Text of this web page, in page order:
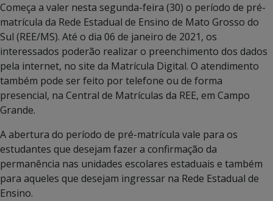
Começa a valer nesta segunda-feira (30) o período de pré-
matrícula da Rede Estadual de Ensino de Mato Grosso do
Sul (REE/MS). Até o dia 06 de janeiro de 2021, os
interessados poderão realizar o preenchimento dos dados
pela internet, no site da Matrícula Digital. O atendimento
também pode ser feito por telefone ou de forma
presencial, na Central de Matrículas da REE, em Campo
Grande.
A abertura do período de pré-matrícula vale para os
estudantes que desejam fazer a confirmação da
permanência nas unidades escolares estaduais e também
para aqueles que desejam ingressar na Rede Estadual de
Ensino.